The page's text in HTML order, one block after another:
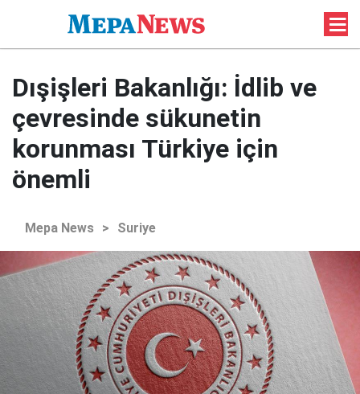
Dışişleri Bakanlığı: İdlib ve
çevresinde sükunetin
korunması Türkiye için
önemli
Mepa News > Suriye